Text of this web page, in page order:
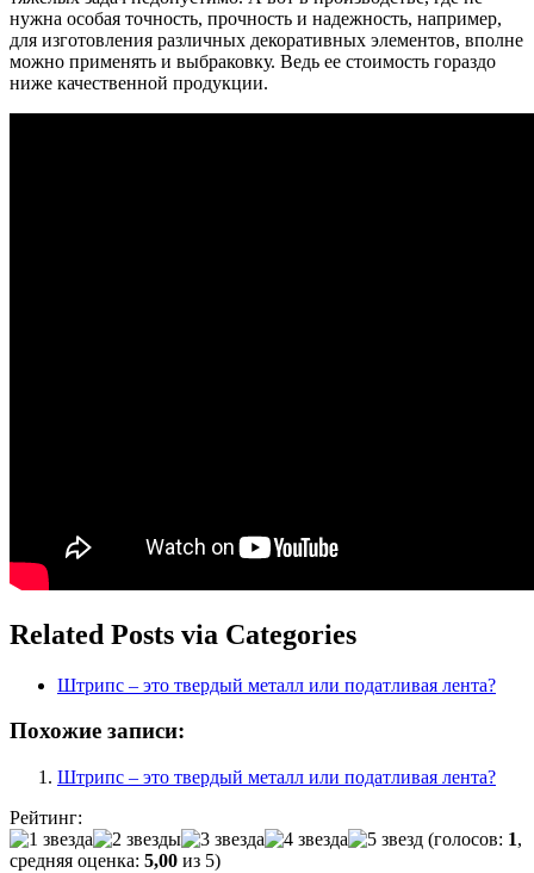
нужна особая точность, прочность и надежность, например,
для изготовления различных декоративных элементов, вполне
можно применять и выбраковку. Ведь ее стоимость гораздо
ниже качественной продукции.
Related Posts via Categories
Штрипс – это твердый металл или податливая лента?
Похожие записи:
Штрипс – это твердый металл или податливая лента?
Рейтинг:
(голосов: 1,
средняя оценка: 5,00 из 5)